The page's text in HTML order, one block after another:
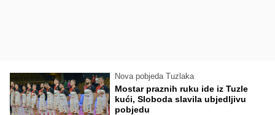
Nova pobjeda Tuzlaka
Mostar praznih ruku ide iz Tuzle
kući, Sloboda slavila ubjedljivu
pobjedu